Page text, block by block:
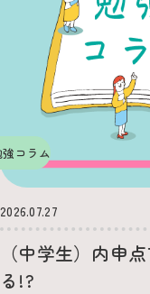
強コラム
2026.07.27
（中学生）内申
る!?